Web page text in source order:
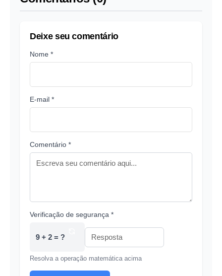
Deixe seu comentário
Nome *
E-mail *
Comentário *
Verificação de segurança *
9 + 2 = ?
Resolva a operação matemática acima